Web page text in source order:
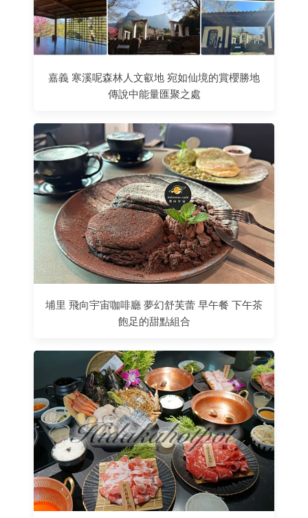
嘉義 寒溪呢森林人文叡地 宛如仙境的賞櫻勝地
傳說中能量匯聚之處
埔里 飛向宇宙咖啡廳 夢幻舒芙蕾 早午餐 下午茶
飽足的甜點組合